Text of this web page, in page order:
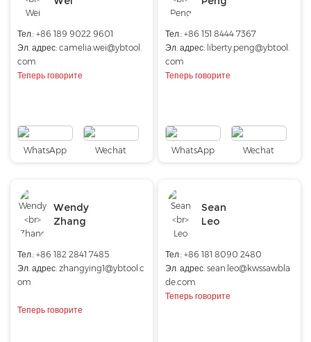
Тел.: +86 189 9022 9601
Эл. адрес: camelia.wei@ybtool.
com
Теперь говорите
WhatsApp Wechat
Тел.: +86 151 8444 7367
Эл. адрес: liberty.peng@ybtool.
com
Теперь говорите
WhatsApp Wechat
Wendy
Zhang
Тел.: +86 182 2841 7485
Эл. адрес: zhangying1@ybtool.c
om
Теперь говорите
Sean
Leo
Тел.: +86 181 8090 2480
Эл. адрес:sean.leo@kwssawbla
de.com
Теперь говорите